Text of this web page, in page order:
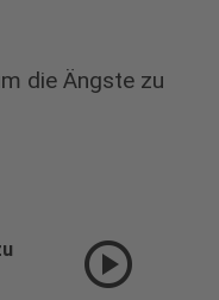
die Ängste zu
play_circle